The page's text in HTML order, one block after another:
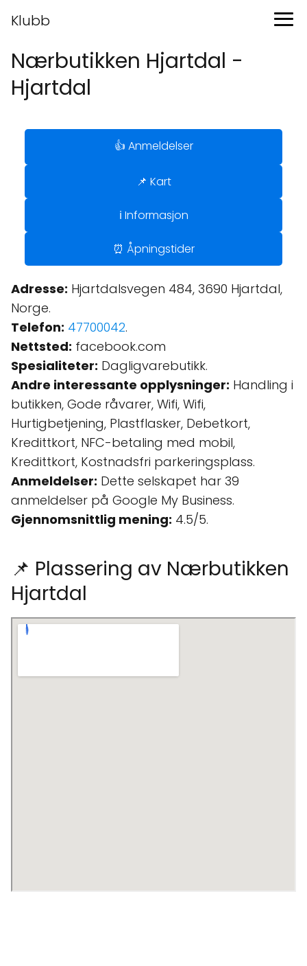
Klubb
Nærbutikken Hjartdal -
Hjartdal
👍 Anmeldelser
📌 Kart
ℹ️ Informasjon
⏰ Åpningstider
Adresse: Hjartdalsvegen 484, 3690 Hjartdal,
Norge.
Telefon: 47700042.
Nettsted: facebook.com
Spesialiteter: Dagligvarebutikk.
Andre interessante opplysninger: Handling i
butikken, Gode råvarer, Wifi, Wifi,
Hurtigbetjening, Plastflasker, Debetkort,
Kredittkort, NFC-betaling med mobil,
Kredittkort, Kostnadsfri parkeringsplass.
Anmeldelser: Dette selskapet har 39
anmeldelser på Google My Business.
Gjennomsnittlig mening: 4.5/5.
📌 Plassering av Nærbutikken
Hjartdal